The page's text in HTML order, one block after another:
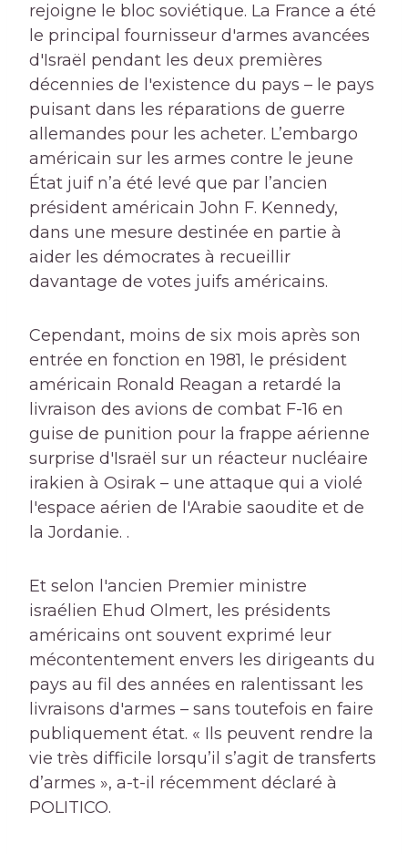
rejoigne le bloc soviétique. La France a été
le principal fournisseur d'armes avancées
d'Israël pendant les deux premières
décennies de l'existence du pays – le pays
puisant dans les réparations de guerre
allemandes pour les acheter. L’embargo
américain sur les armes contre le jeune
État juif n’a été levé que par l’ancien
président américain John F. Kennedy,
dans une mesure destinée en partie à
aider les démocrates à recueillir
davantage de votes juifs américains.
Cependant, moins de six mois après son
entrée en fonction en 1981, le président
américain Ronald Reagan a retardé la
livraison des avions de combat F-16 en
guise de punition pour la frappe aérienne
surprise d'Israël sur un réacteur nucléaire
irakien à Osirak – une attaque qui a violé
l'espace aérien de l'Arabie saoudite et de
la Jordanie. .
Et selon l'ancien Premier ministre
israélien Ehud Olmert, les présidents
américains ont souvent exprimé leur
mécontentement envers les dirigeants du
pays au fil des années en ralentissant les
livraisons d'armes – sans toutefois en faire
publiquement état. « Ils peuvent rendre la
vie très difficile lorsqu’il s’agit de transferts
d’armes », a-t-il récemment déclaré à
POLITICO.